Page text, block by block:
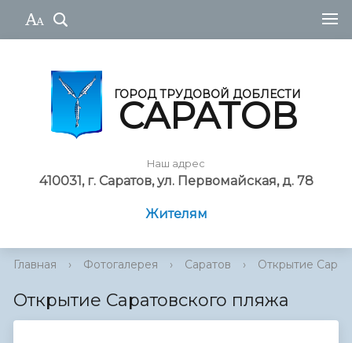
ГОРОД ТРУДОВОЙ ДОБЛЕСТИ
САРАТОВ
Наш адрес
410031, г. Саратов, ул. Первомайская, д. 78
Жителям
Главная › Фотогалерея › Саратов › Открытие
Открытие Саратовского пляжа